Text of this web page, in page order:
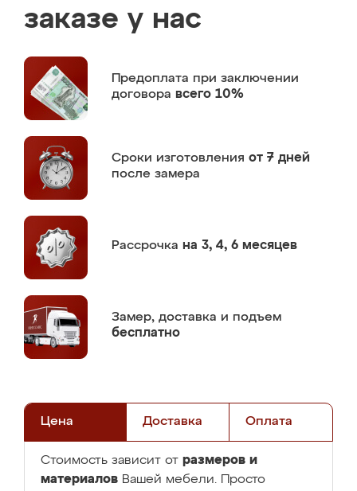
заказе у нас
Предоплата при заключении
договора всего 10%
Сроки изготовления от 7 дней
после замера
Рассрочка на 3, 4, 6 месяцев
Замер, доставка и подъем
бесплатно
Цена Доставка Оплата
Стоимость зависит от размеров и
материалов Вашей мебели. Просто